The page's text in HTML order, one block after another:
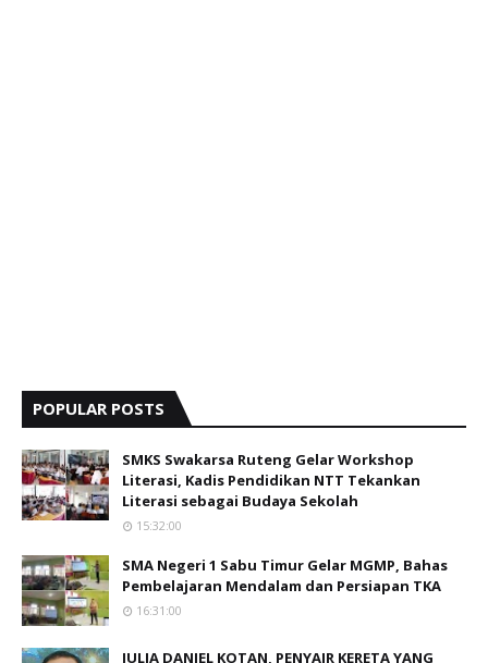
POPULAR POSTS
SMKS Swakarsa Ruteng Gelar Workshop
Literasi, Kadis Pendidikan NTT Tekankan
Literasi sebagai Budaya Sekolah
15:32:00
SMA Negeri 1 Sabu Timur Gelar MGMP, Bahas
Pembelajaran Mendalam dan Persiapan TKA
16:31:00
JULIA DANIEL KOTAN, PENYAIR KERETA YANG